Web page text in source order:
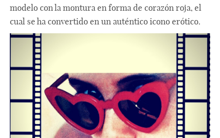
modelo con la montura en forma de corazón roja, el
cual se ha convertido en un auténtico icono erótico.